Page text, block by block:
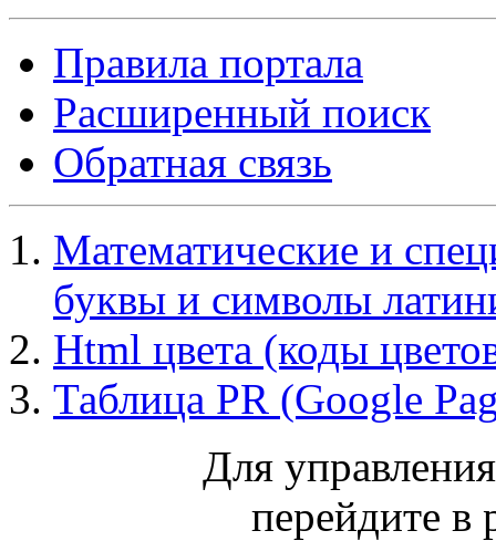
Правила портала
Расширенный поиск
Обратная связь
Математические и
буквы и символы
Html цвета (коды
Таблица PR (Google
Для
перейдите в